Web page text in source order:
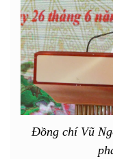
Đồng chí Vũ